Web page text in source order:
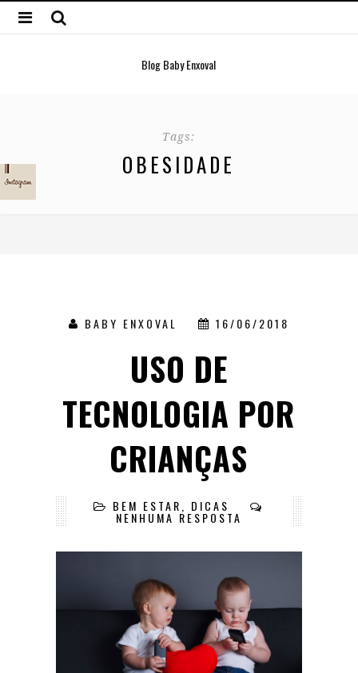
Blog Baby Enxoval
Tags:
OBESIDADE
BABY ENXOVAL 16/06/2018
USO DE
TECNOLOGIA POR
CRIANÇAS
BEM ESTAR DICAS
NENHUMA RESPOSTA